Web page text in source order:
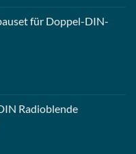
für Doppel-DIN-
Radioblende